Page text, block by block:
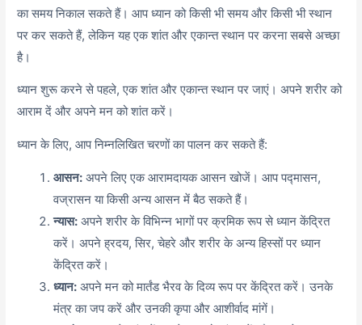
का समय निकाल सकते हैं। आप ध्यान को किसी भी समय और किसी भी स्थान
पर कर सकते हैं, लेकिन यह एक शांत और एकान्त स्थान पर करना सबसे अच्छा
है।
ध्यान शुरू करने से पहले, एक शांत और एकान्त स्थान पर जाएं। अपने शरीर को
आराम दें और अपने मन को शांत करें।
ध्यान के लिए, आप निम्नलिखित चरणों का पालन कर सकते हैं:
आसन: अपने लिए एक आरामदायक आसन खोजें। आप पद्मासन,
वज्रासन या किसी अन्य आसन में बैठ सकते हैं।
न्यास: अपने शरीर के विभिन्न भागों पर क्रमिक रूप से ध्यान केंद्रित
करें। अपने ह्रदय, सिर, चेहरे और शरीर के अन्य हिस्सों पर ध्यान
केंद्रित करें।
ध्यान: अपने मन को मार्तंड भैरव के दिव्य रूप पर केंद्रित करें। उनके
मंत्र का जप करें और उनकी कृपा और आशीर्वाद मांगें।